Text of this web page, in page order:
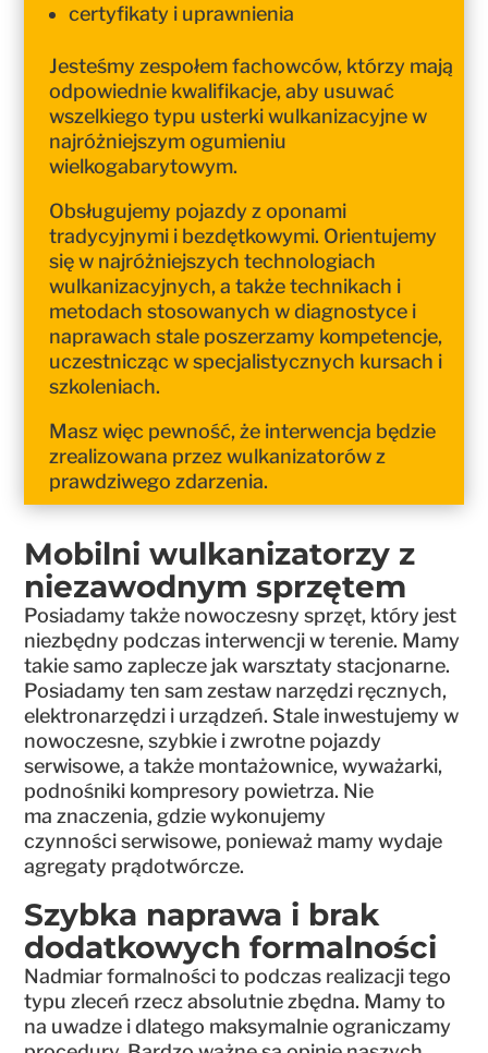
certyfikaty i uprawnienia
Jesteśmy zespołem fachowców, którzy mają
odpowiednie kwalifikacje, aby usuwać
wszelkiego typu usterki wulkanizacyjne w
najróżniejszym ogumieniu
wielkogabarytowym.
Obsługujemy pojazdy z oponami
tradycyjnymi i bezdętkowymi. Orientujemy
się w najróżniejszych technologiach
wulkanizacyjnych, a także technikach i
metodach stosowanych w diagnostyce i
naprawach stale poszerzamy kompetencje,
uczestnicząc w specjalistycznych kursach i
szkoleniach.
Masz więc pewność, że interwencja będzie
zrealizowana przez wulkanizatorów z
prawdziwego zdarzenia.
Mobilni wulkanizatorzy z
niezawodnym sprzętem
Posiadamy także nowoczesny sprzęt, który jest
niezbędny podczas interwencji w terenie. Mamy
takie samo zaplecze jak warsztaty stacjonarne.
Posiadamy ten sam zestaw narzędzi ręcznych,
elektronarzędzi i urządzeń. Stale inwestujemy w
nowoczesne, szybkie i zwrotne pojazdy
serwisowe, a także montażownice, wyważarki,
podnośniki kompresory powietrza. Nie
ma znaczenia, gdzie wykonujemy
czynności serwisowe, ponieważ mamy wydaje
agregaty prądotwórcze.
Szybka naprawa i brak
dodatkowych formalności
Nadmiar formalności to podczas realizacji tego
typu zleceń rzecz absolutnie zbędna. Mamy to
na uwadze i dlatego maksymalnie ograniczamy